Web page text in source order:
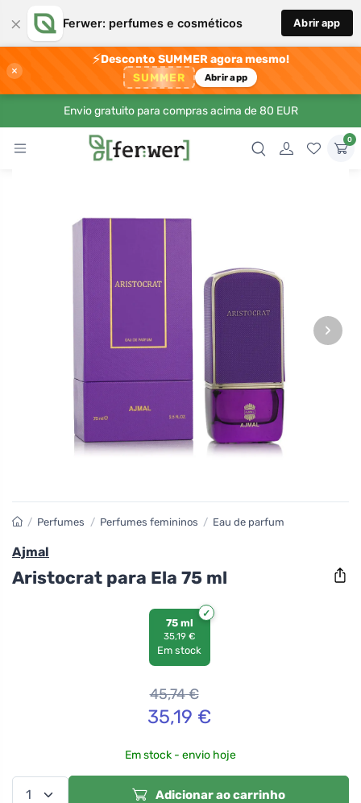
× Ferwer: perfumes e cosméticos Abrir app
×
⚡Desconto SUMMER agora mesmo!
SUMMER Abrir app
Envio gratuito para compras acima de 80 EUR
0
›
/ Perfumes / Perfumes femininos / Eau de parfum
Ajmal
Aristocrat para Ela 75 ml
75 ml
35,19 €
Em stock
45,74€
35,19 €
Em stock - envio hoje
Adicionar ao carrinho